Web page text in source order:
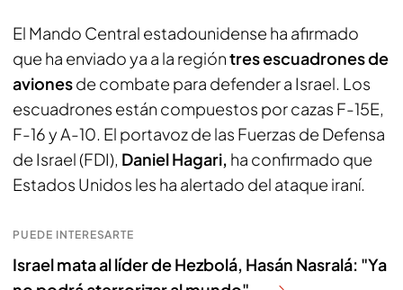
El Mando Central estadounidense ha afirmado
que ha enviado ya a la regióntres escuadrones de
avionesde combate para defender a Israel. Los
escuadrones están compuestos por cazas F-15E,
F-16 y A-10. El portavoz de las Fuerzas de Defensa
de Israel (FDI), Daniel Hagari, ha confirmado que
Estados Unidos les ha alertado del ataque iraní.
PUEDE INTERESARTE
Israel mata al líder de Hezbolá, Hasán Nasralá: "Ya